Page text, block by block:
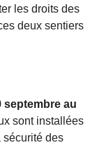
les droits des
deux sentiers
septembre au
sont installées
sécurité des